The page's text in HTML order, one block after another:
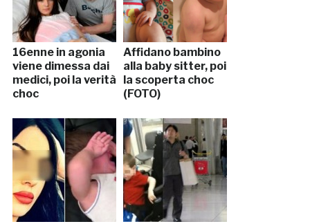
16enne in agonia
viene dimessa dai
medici, poi la verità
choc
Affidano bambino
alla baby sitter, poi
la scoperta choc
(FOTO)